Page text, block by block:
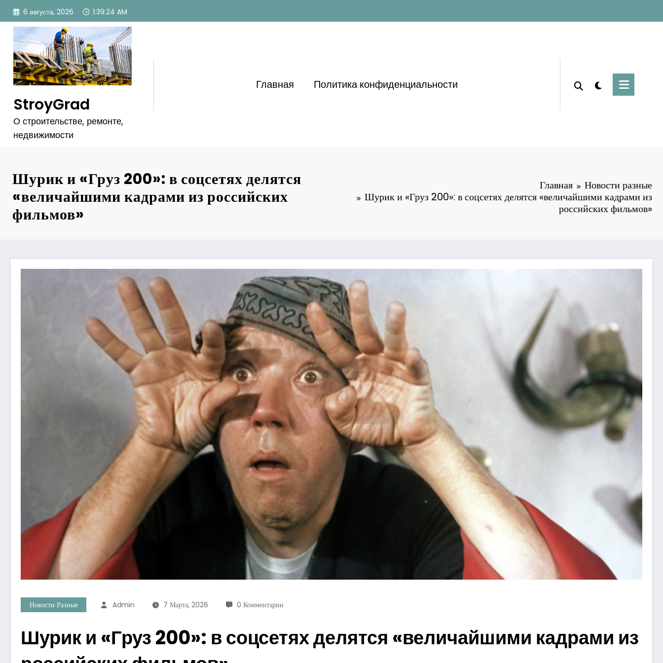
Перейти
содержимому
6 августа, 2026 1:39:27 AM
StroyGrad
О строительстве, ремонте,
недвижимости
Главная Политика конфиденциальности
Шурик и «Груз 200»: в соцсетях делятся
«величайшими кадрами из российских
фильмов»
Главная
Новости разные
Шурик и «Груз 200»: в соцсетях делятся «величайшими кадрами из
российских фильмов»
Новости Разные Admin 7 Марта, 2026 0 Комментарии
Шурик и «Груз 200»: в соцсетях делятся «величайшими кадрами из